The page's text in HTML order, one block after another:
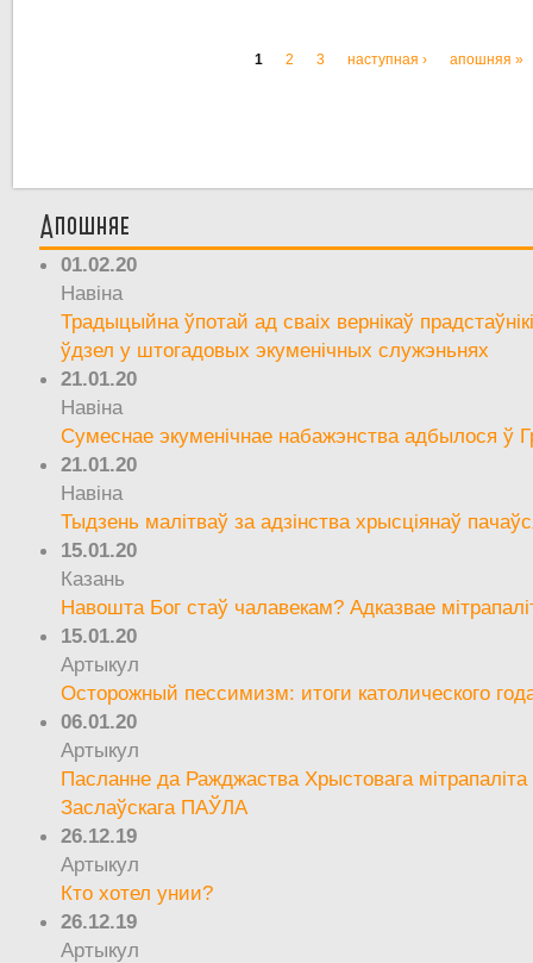
1 2 3 наступная › апошняя »
Апошняе
01.02.20
Навіна
Традыцыйна ўпотай ад сваіх вернікаў
ўдзел у штогадовых экуменічных служэньнях
21.01.20
Навіна
Сумеснае экуменічнае набажэнства адбылося ў
21.01.20
Навіна
Тыдзень малітваў за адзінства хрысціянаў
15.01.20
Казань
Навошта Бог стаў чалавекам? Адказвае
15.01.20
Артыкул
Осторожный пессимизм: итоги католического
06.01.20
Артыкул
Пасланне да Ражджаства Хрыстовага мітрапаліта
Заслаўскага ПАЎЛА
26.12.19
Артыкул
Кто хотел унии?
26.12.19
Артыкул